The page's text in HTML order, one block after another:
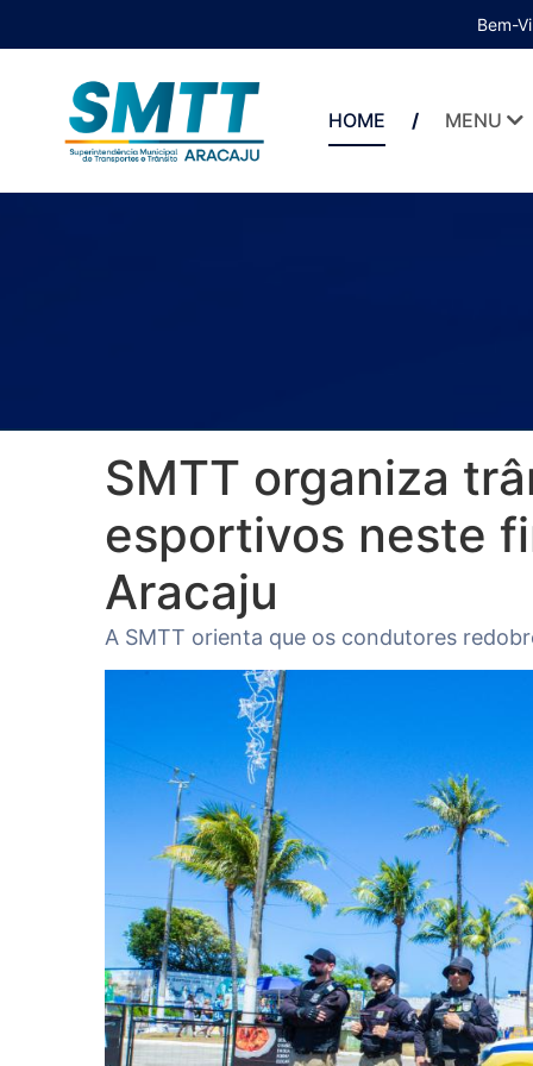
Bem-
HOME MENU
SMTT organiza
esportivos neste
Aracaju
A SMTT orienta que os condutores